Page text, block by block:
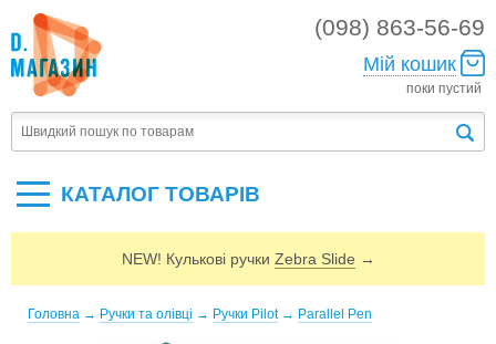
(098) 863-56-69
Мій кошик
поки пустий
КАТАЛОГ ТОВАРIВ
NEW! Кулькові ручки Zebra Slide →
Головна → Ручки та олівці → Ручки Pilot → Parallel Pen